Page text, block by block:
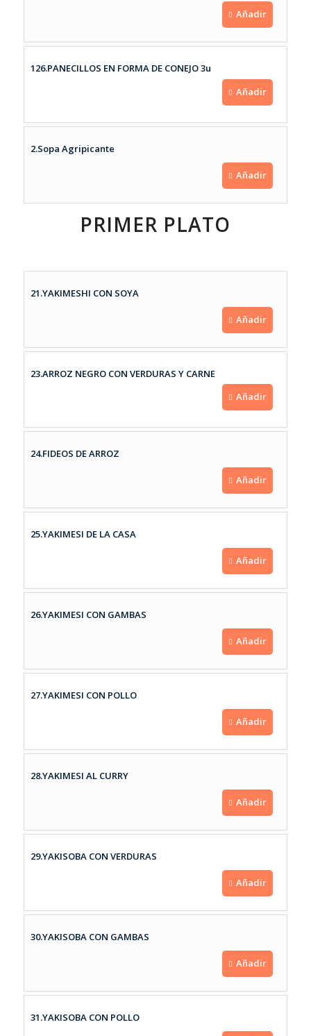
Añadir
126.PANECILLOS EN FORMA DE CONEJO 3u
Añadir
2.Sopa Agripicante
Añadir
PRIMER PLATO
21.YAKIMESHI CON SOYA
Añadir
23.ARROZ NEGRO CON VERDURAS Y CARNE
Añadir
24.FIDEOS DE ARROZ
Añadir
25.YAKIMESI DE LA CASA
Añadir
26.YAKIMESI CON GAMBAS
Añadir
27.YAKIMESI CON POLLO
Añadir
28.YAKIMESI AL CURRY
Añadir
29.YAKISOBA CON VERDURAS
Añadir
30.YAKISOBA CON GAMBAS
Añadir
31.YAKISOBA CON POLLO